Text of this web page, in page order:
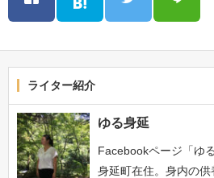
ライター紹介
ゆる身延
Facebookページ「ゆ
身延町在住。身内の